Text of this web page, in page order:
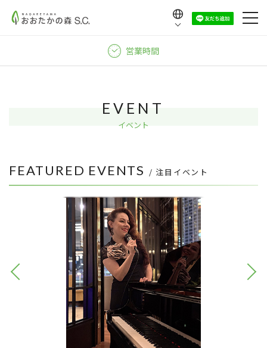
営業時間
EVENT
イベント
FEATURED EVENTS / 注目イベント